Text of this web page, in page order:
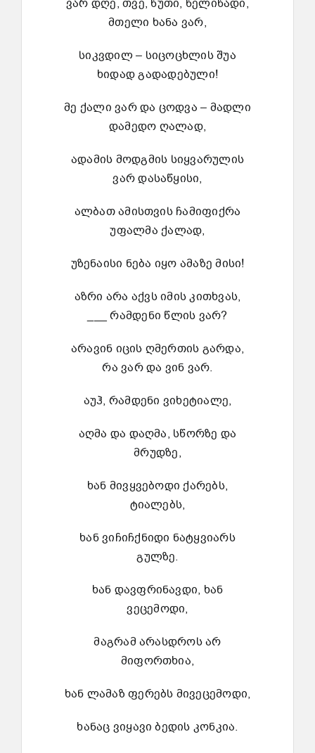
ვარ დღე, თვე, წუთი, წელიწადი,
მთელი ხანა ვარ,
სიკვდილ – სიცოცხლის შუა
ხიდად გადადებული!
მე ქალი ვარ და ცოდვა – მადლი
დამედო ღალად,
ადამის მოდგმის სიყვარულის
ვარ დასაწყისი,
ალბათ ამისთვის ჩამიფიქრა
უფალმა ქალად,
უზენაისი ნება იყო ამაზე მისი!
აზრი არა აქვს იმის კითხვას,
___ რამდენი წლის ვარ?
არავინ იცის ღმერთის გარდა,
რა ვარ და ვინ ვარ.
აუჰ, რამდენი ვიხეტიალე,
აღმა და დაღმა, სწორზე და
მრუდზე,
ხან მივყვებოდი ქარებს,
ტიალებს,
ხან ვიჩიჩქნიდი ნატყვიარს
გულზე.
ხან დავფრინავდი, ხან
ვეცემოდი,
მაგრამ არასდროს არ
მიფორთხია,
ხან ლამაზ ფერებს მივეცემოდი,
ხანაც ვიყავი ბედის კონკია.